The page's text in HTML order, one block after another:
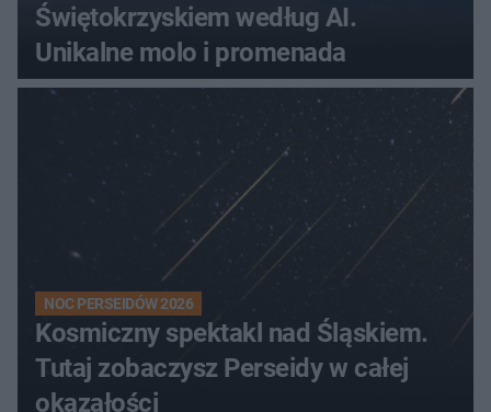
Świętokrzyskiem według AI.
Unikalne molo i promenada
NOC PERSEIDÓW 2026
Kosmiczny spektakl nad Śląskiem.
Tutaj zobaczysz Perseidy w całej
okazałości